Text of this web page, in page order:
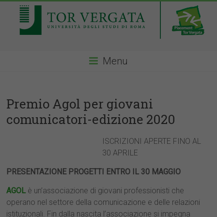
Menu
Premio Agol per giovani
comunicatori-edizione 2020
ISCRIZIONI APERTE FINO AL
30 APRILE
PRESENTAZIONE PROGETTI ENTRO IL 30 MAGGIO
AGOL è un’associazione di giovani professionisti che
operano nel settore della comunicazione e delle relazioni
istituzionali. Fin dalla nascita l’associazione si impegna